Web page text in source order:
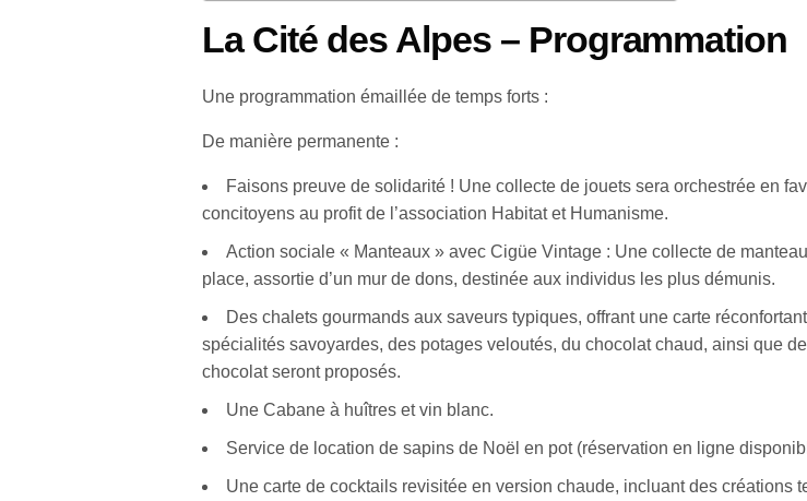
La Cité des Alpes – Programmation
Une programmation émaillée de temps forts :
De manière permanente :
Faisons preuve de solidarité ! Une collecte de jouets sera orchestrée en
concitoyens au profit de l’association Habitat et Humanisme.
Action sociale « Manteaux » avec Cigüe Vintage : Une collecte de
place, assortie d’un mur de dons, destinée aux individus les plus démunis.
Des chalets gourmands aux saveurs typiques, offrant une carte
spécialités savoyardes, des potages veloutés, du chocolat chaud, ainsi que
chocolat seront proposés.
Une Cabane à huîtres et vin blanc.
Service de location de sapins de Noël en pot (réservation en ligne
Une carte de cocktails revisitée en version chaude, incluant des créations